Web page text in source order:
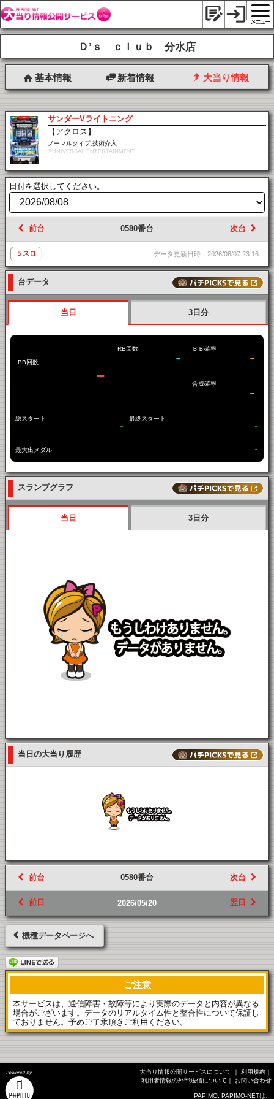
Ｄ’ｓ ｃｌｕｂ 分水店
基本情報 新着情報 大当り情報
サンダーVライトニング
【アクロス】
ノーマルタイプ,技術介入
©UNIVERSAL ENTERTAINMENT
日付を選択してください。
前台 0580番台 次台
５スロ データ更新日時：2026/08/07 23:16
台データ
当日 3日分
BB回数
-
RB回数
-
ＢＢ確率
-
合成確率
-
総スタート
-
最終スタート
-
最大出メダル -
スランプグラフ
当日 3日分
当日の大当り履歴
前台 0580番台 次台
前日 2026/05/20 翌日
機種データページへ
ご注意
本サービスは、通信障害・故障等により実際のデータと内容が異なる
場合がございます。データのリアルタイム性と整合性について保証し
ておりません。予めご了承頂きご利用ください。
大当り情報公開サービスについて ｜ 利用規約 ｜
利用者情報の外部送信について ｜ お問い合わせ
PAPIMO, PAPIMO-NETは、